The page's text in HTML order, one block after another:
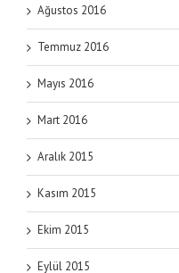
Ağustos 2016
Temmuz 2016
Mayıs 2016
Mart 2016
Aralık 2015
Kasım 2015
Ekim 2015
Eylül 2015